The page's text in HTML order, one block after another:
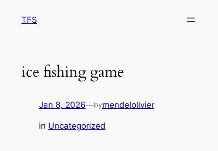
TFS
ice fishing game
Jan 8, 2026—bymendelolivier
in Uncategorized